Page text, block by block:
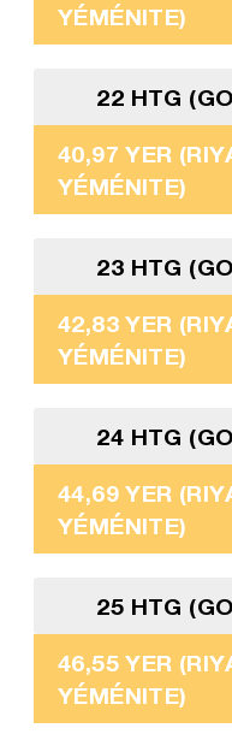
YÉMÉNITE)
22 HTG
40,97 YER
YÉMÉNITE)
23 HTG
42,83 YER
YÉMÉNITE)
24 HTG
44,69 YER
YÉMÉNITE)
25 HTG
46,55 YER
YÉMÉNITE)